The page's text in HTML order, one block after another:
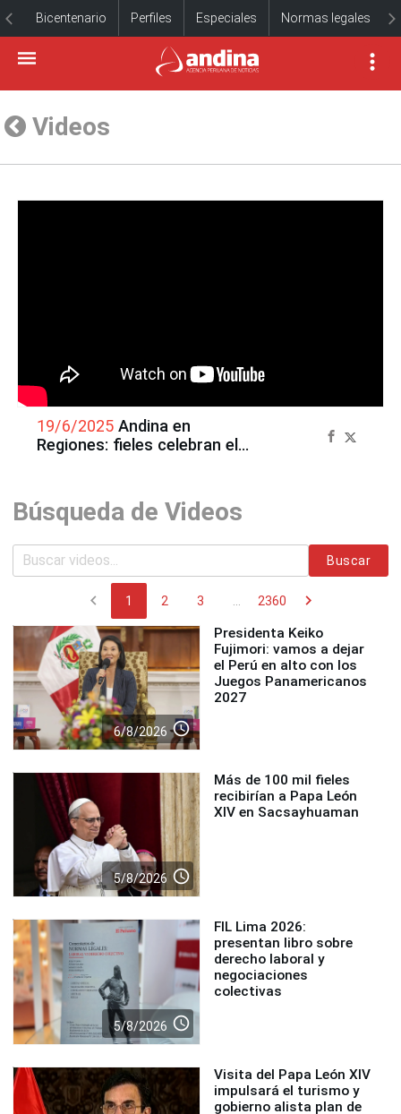
Bicentenario Perfiles Especiales Normas legales
Videos
19/6/2025 Andina en
Regiones: fieles celebran el
Búsqueda de Videos
Buscar
chevron_left 1 2 3 2360 chevron_right
6/8/2026 access_time
Presidenta Keiko
Fujimori: vamos a dejar
el Perú en alto con los
Juegos Panamericanos
2027
5/8/2026 access_time
Más de 100 mil fieles
recibirían a Papa León
XIV en Sacsayhuaman
5/8/2026 access_time
FIL Lima 2026:
presentan libro sobre
derecho laboral y
negociaciones
colectivas
Visita del Papa León XIV
impulsará el turismo y
gobierno alista plan de